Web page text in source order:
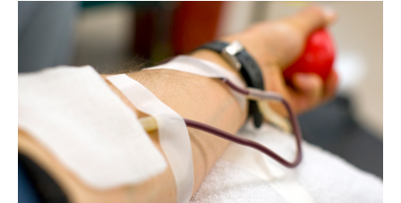
EL EXACTO
EXA INFORMA
GLOBO
CONTEXTOS
TRAYECTO LAGUNA
A MEDIA MAÑANA
DIÁLOGOS CON LA HISTORIA
TWEETS AND BEATS
LA MEJOR 97.1 ESTÉREO GALLITO
COLABORADORES
PC29
ACTUALIDADES GREM